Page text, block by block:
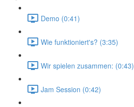
Demo (0:41)
Wie funktioniert's? (3:35)
Wir spielen zusammen: (0:43)
Jam Session (0:42)